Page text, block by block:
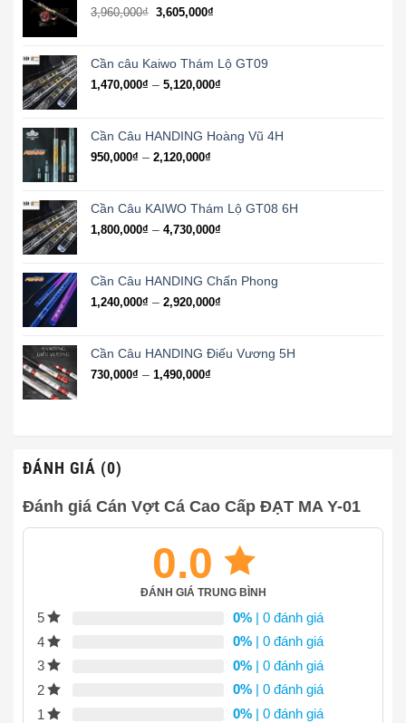
3,960,000₫ 3,605,000₫
Cần câu Kaiwo Thám Lộ GT09
1,470,000₫ – 5,120,000₫
1,470,000₫
Cần Câu HANDING Hoàng Vũ 4H
950,000₫ – 2,120,000₫
950,000₫
2,120,000₫
Cần Câu KAIWO Thám Lộ GT08 6H
1,800,000₫ – 4,730,000₫
1,800,000₫
Cần Câu HANDING Chấn Phong
1,240,000₫ – 2,920,000₫
1,240,000₫
Cần Câu HANDING Điếu Vương 5H
730,000₫ – 1,490,000₫
ĐÁNH GIÁ (0)
Đánh giá Cán Vợt Cá Cao Cấp ĐẠT MA Y-01
0.0
ĐÁNH GIÁ TRUNG BÌNH
5 0% | 0 đánh giá
4
0% | 0 đánh giá
3
0% | 0 đánh giá
2
0% | 0 đánh giá
1
0% | 0 đánh giá